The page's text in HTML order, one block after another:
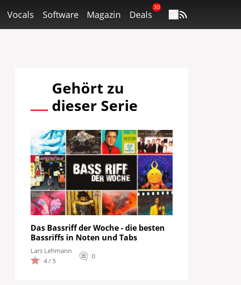
Vocals Software Magazin Deals
30
Gehört zu
dieser Serie
Das Bassriff der Woche - die besten
Bassriffs in Noten und Tabs
Lars Lehmann
4 / 5
0